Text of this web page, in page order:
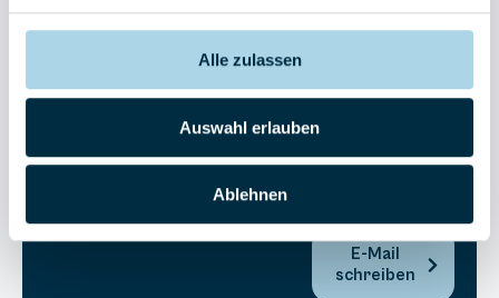
Alle zulassen
Auswahl erlauben
Ablehnen
173980
Binzer
E-Mail
schreiben